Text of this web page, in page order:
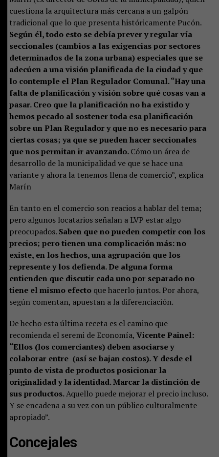
cuestiona la arquitectura más cercana a un galpón
tradicional que lo que presenta históricamente Pucón.
Según él, todo esto se debía prever y regular vía
seccionales (cambios a las exigencias por sectores
determinados de la zona urbana) especiales que se
adecúen a una visión planificada de la ciudad y que
lo contemple el Plan Regulador Comunal. “Hay una
falta de planificación y visión sobre qué cosas van a
pasar. Creo que la planificación no ha existido y
hemos pecado al sostener toda esa planificación
sobre un Plan Regulador y que no es necesario para
ciertas cosas; ya que se pueden hacer seccionales
que nos permitan ir avanzando.Cómo un área de
desarrollo de la municipalidad ve que se hace una
variante y ahora la tenemos llena de comercio”, explica
Marín
En tanto en el comercio son reacios a hablar del tema;
pero algunos locatarios señalan a LVP estar algo
preocupados. Saben que no pueden competir con los
precios; pero tienen una complicación más: no
existe, en los hechos, una agrupación que los
represente y los defienda. De alguna forma
entienden que discutir cada uno por separado no
tiene el mismo efectoque hacerlo juntos. Por ahora,
según comentan, apuestan a la diferenciación.
De hecho esta última receta es el camino que
recomienda el seremi de Economía, Vicente Painel:
“Ellos (los comerciantes) deben asociarse y
colaborar entre (así se bajan costos). Y desde el
punto de vista de productos posicionar la
originalidad y la identidad. Marcar la distinción de
sus productos.Aquello puede mejorar el precio incluso.
Y se encadena a su vez con un público culturalmente
apropiado”.
Concejales